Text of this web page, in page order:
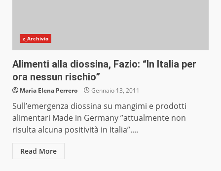
z_Archivio
Alimenti alla diossina, Fazio: “In Italia per
ora nessun rischio”
Maria Elena Perrero Gennaio 13, 2011
Sull’emergenza diossina su mangimi e prodotti
alimentari Made in Germany ”attualmente non
risulta alcuna positività in Italia”....
Read More